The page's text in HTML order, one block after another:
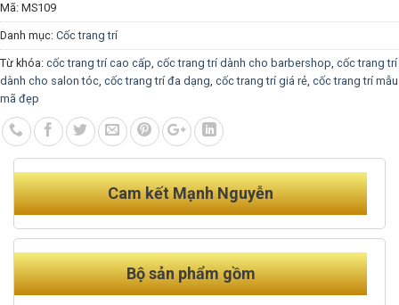
Mã: MS109
Danh mục: Cốc trang trí
Từ khóa: cốc trang trí cao cấp, cốc trang trí dành cho barbershop, cốc trang trí
dành cho salon tóc, cốc trang trí đa dạng, cốc trang trí giá rẻ, cốc trang trí mẫu
mã đẹp
Cam kết Mạnh Nguyễn
Bộ sản phẩm gồm